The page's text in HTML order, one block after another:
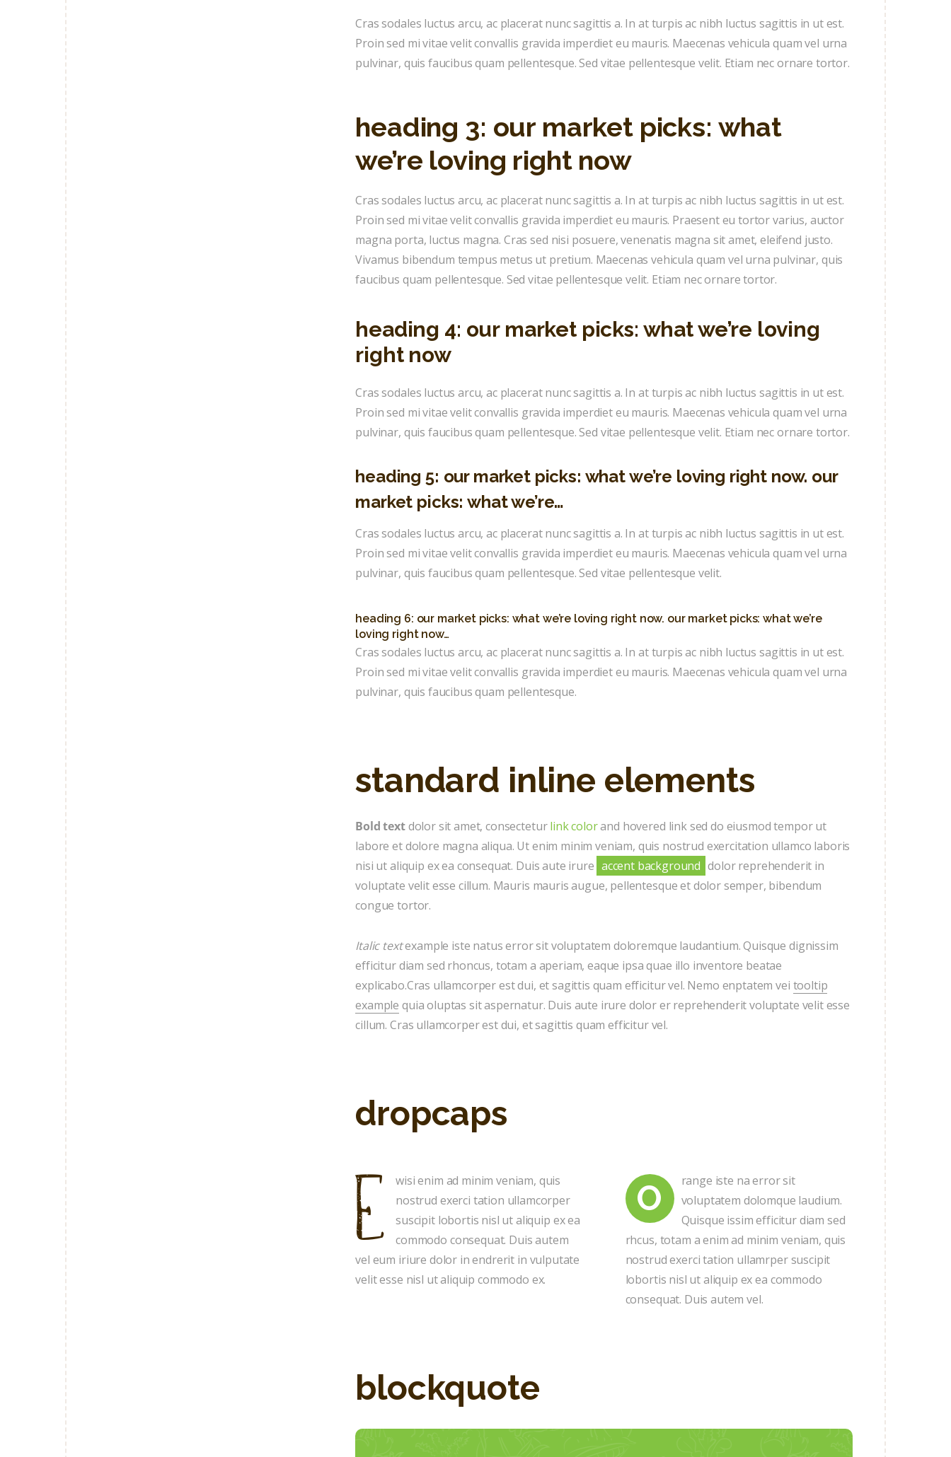
Cras sodales luctus arcu, ac placerat nunc sagittis a. In at turpis ac nibh luctus sagittis in ut est.
Proin sed mi vitae velit convallis gravida imperdiet eu mauris. Maecenas vehicula quam vel urna
pulvinar, quis faucibus quam pellentesque. Sed vitae pellentesque velit. Etiam nec ornare tortor.
heading 3: our market picks: what
we’re loving right now
Cras sodales luctus arcu, ac placerat nunc sagittis a. In at turpis ac nibh luctus sagittis in ut est.
Proin sed mi vitae velit convallis gravida imperdiet eu mauris. Praesent eu tortor varius, auctor
magna porta, luctus magna. Cras sed nisi posuere, venenatis magna sit amet, eleifend justo.
Vivamus bibendum tempus metus ut pretium. Maecenas vehicula quam vel urna pulvinar, quis
faucibus quam pellentesque. Sed vitae pellentesque velit. Etiam nec ornare tortor.
heading 4: our market picks: what we’re loving
right now
Cras sodales luctus arcu, ac placerat nunc sagittis a. In at turpis ac nibh luctus sagittis in ut est.
Proin sed mi vitae velit convallis gravida imperdiet eu mauris. Maecenas vehicula quam vel urna
pulvinar, quis faucibus quam pellentesque. Sed vitae pellentesque velit. Etiam nec ornare tortor.
heading 5: our market picks: what we’re loving right now. our
market picks: what we’re…
Cras sodales luctus arcu, ac placerat nunc sagittis a. In at turpis ac nibh luctus sagittis in ut est.
Proin sed mi vitae velit convallis gravida imperdiet eu mauris. Maecenas vehicula quam vel urna
pulvinar, quis faucibus quam pellentesque. Sed vitae pellentesque velit.
heading 6: our market picks: what we’re loving right now. our market picks: what we’re
loving right now…
Cras sodales luctus arcu, ac placerat nunc sagittis a. In at turpis ac nibh luctus sagittis in ut est.
Proin sed mi vitae velit convallis gravida imperdiet eu mauris. Maecenas vehicula quam vel urna
pulvinar, quis faucibus quam pellentesque.
standard inline elements
Bold textdolor sit amet, consecteturlink colorand hovered link sed do eiusmod tempor ut
labore et dolore magna aliqua. Ut enim minim veniam, quis nostrud exercitation ullamco laboris
nisi ut aliquip ex ea consequat. Duis aute irure accent background dolor reprehenderit in
voluptate velit esse cillum. Mauris mauris augue, pellentesque et dolor semper, bibendum
congue tortor.
Italic textexample iste natus error sit voluptatem doloremque laudantium. Quisque dignissim
efficitur diam sed rhoncus, totam a aperiam, eaque ipsa quae illo inventore beatae
explicabo.Cras ullamcorper est dui, et sagittis quam efficitur vel. Nemo enptatem vei tooltip
example quia oluptas sit aspernatur. Duis aute irure dolor er reprehenderit voluptate velit esse
cillum. Cras ullamcorper est dui, et sagittis quam efficitur vel.
dropcaps
E
wisi enim ad minim veniam, quis
nostrud exerci tation ullamcorper
suscipit lobortis nisl ut aliquip ex ea
commodo consequat. Duis autem
vel eum iriure dolor in endrerit in vulputate
velit esse nisl ut aliquip commodo ex.
O
range iste na error sit
voluptatem dolomque laudium.
Quisque issim efficitur diam sed
rhcus, totam a enim ad minim veniam, quis
nostrud exerci tation ullamrper suscipit
lobortis nisl ut aliquip ex ea commodo
consequat. Duis autem vel.
blockquote